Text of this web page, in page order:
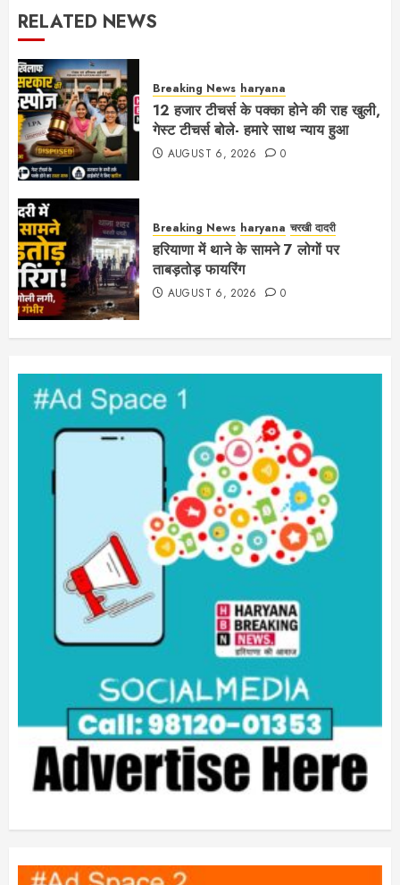
RELATED NEWS
Breaking News haryana
12 हजार टीचर्स के पक्का होने की राह खुली,
गेस्ट टीचर्स बोले- हमारे साथ न्याय हुआ
AUGUST 6, 2026 0
Breaking News haryana चरखी दादरी
हरियाणा में थाने के सामने 7 लोगों पर
ताबड़तोड़ फायरिंग
AUGUST 6, 2026 0